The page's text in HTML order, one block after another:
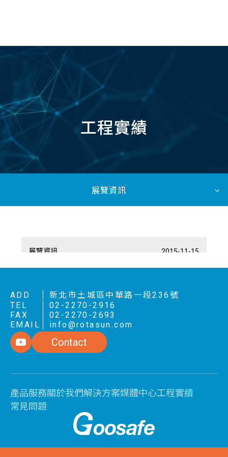
工程實績
展覽資訊
展覽資訊 2019-05-08
GOOSAFE 2019 台北國際安全博覽會
VIEW MORE
展覽資訊 2018-09-25
GOOSAFE 2018 德國埃森安全器材展 Security
Essen
VIEW MORE
展覽資訊 2018-06-19
GOOSAFE 2018 英國國際保全系統展 IFSEC
London
VIEW MORE
展覽資訊 2017-06-20
GOOSAFE 2017 英國國際保全系統展 IFSEC
London
VIEW MORE
展覽資訊 2017-01-22
GOOSAFE 2017 杜拜國際安全器材展 Intersec
Dubai
VIEW MORE
展覽資訊 2015-11-15
Goosafe 台北世貿南港展覽館
VIEW MORE
ADD
新北市土城區中華路一段236號
TEL
02-2270-2916
FAX
02-2270-2693
EMAIL
info@rotasun.com
Contact
產品服務關於我們解決方案媒體中心工程實績
常見問題